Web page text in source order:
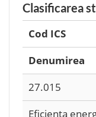
Clasificarea
Cod ICS
Denumirea
27.015
Eficienta